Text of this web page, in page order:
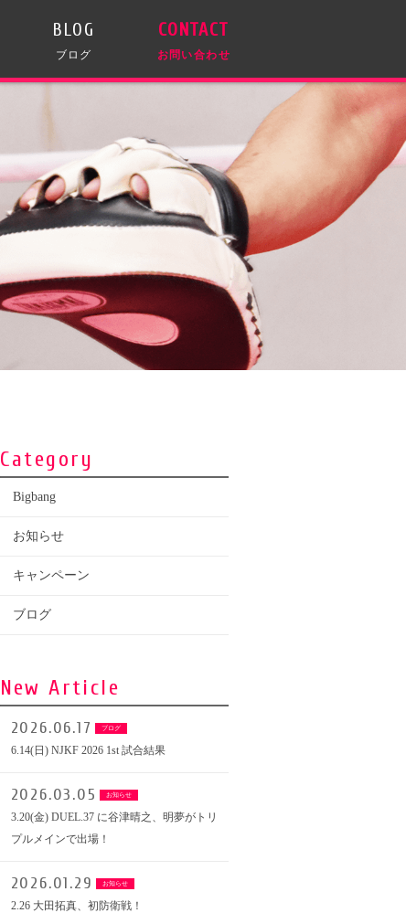
BLOG
ブログ
CONTACT
お問い合わせ
Category
Bigbang
お知らせ
キャンペーン
ブログ
New Article
2026.06.17 ブログ
6.14(日) NJKF 2026 1st 試合結果
2026.03.05 お知らせ
3.20(金) DUEL.37 に谷津晴之、明夢がトリ
プルメインで出場！
2026.01.29 お知らせ
2.26 大田拓真、初防衛戦！